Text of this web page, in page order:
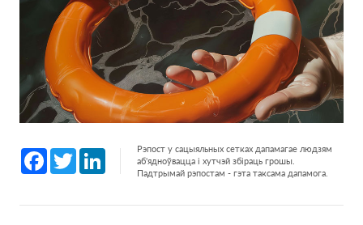
Facebook
Twitter LinkedInРэпост у сацыяльных сетках дапамагае людзям
аб'ядноўвацца і хутчэй збіраць грошы.
Падтрымай рэпостам - гэта таксама дапамога.